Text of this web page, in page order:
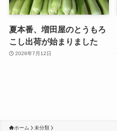
夏本番、増田屋のとうもろ
こし出荷が始まりました
2026年7月12日
ホーム 未分類